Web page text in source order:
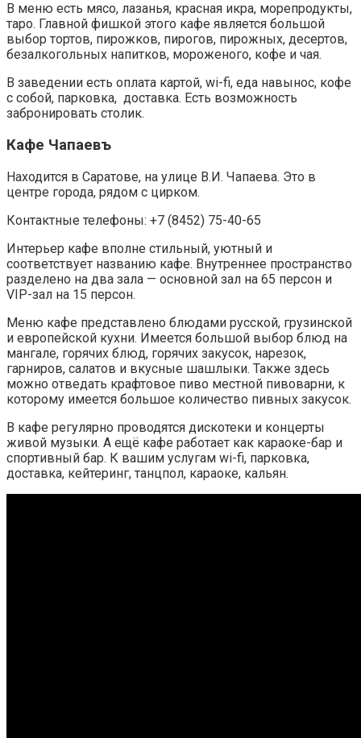
В меню есть мясо, лазанья, красная икра, морепродукты,
таро. Главной фишкой этого кафе является большой
выбор тортов, пирожков, пирогов, пирожных, десертов,
безалкогольных напитков, мороженого, кофе и чая.
В заведении есть оплата картой, wi-fi, еда навынос, кофе
с собой, парковка, доставка. Есть возможность
забронировать столик.
Кафе Чапаевъ
Находится в Саратове, на улице В.И. Чапаева. Это в
центре города, рядом с цирком.
Контактные телефоны: +7 (8452) 75-40-65
Интерьер кафе вполне стильный, уютный и
соответствует названию кафе. Внутреннее пространство
разделено на два зала — основной зал на 65 персон и
VIP-зал на 15 персон.
Меню кафе представлено блюдами русской, грузинской
и европейской кухни. Имеется большой выбор блюд на
мангале, горячих блюд, горячих закусок, нарезок,
гарниров, салатов и вкусные шашлыки. Также здесь
можно отведать крафтовое пиво местной пивоварни, к
которому имеется большое количество пивных закусок.
В кафе регулярно проводятся дискотеки и концерты
живой музыки. А ещё кафе работает как караоке-бар и
спортивный бар. К вашим услугам wi-fi, парковка,
доставка, кейтеринг, танцпол, караоке, кальян.